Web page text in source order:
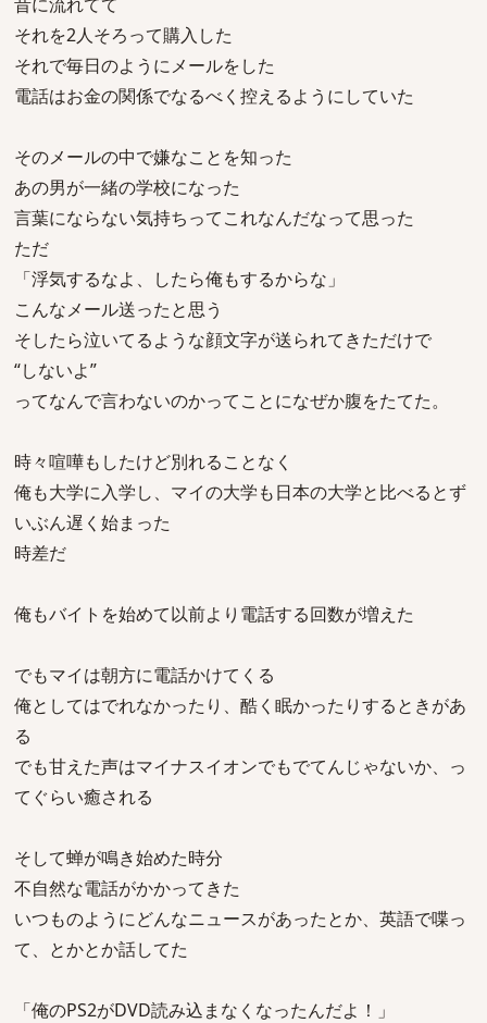
それを2人そろって購入した
それで毎日のようにメールをした
電話はお金の関係でなるべく控えるようにしていた
そのメールの中で嫌なことを知った
あの男が一緒の学校になった
言葉にならない気持ちってこれなんだなって思った
ただ
「浮気するなよ、したら俺もするからな」
こんなメール送ったと思う
そしたら泣いてるような顔文字が送られてきただけで
“しないよ”
ってなんで言わないのかってことになぜか腹をたてた。
時々喧嘩もしたけど別れることなく
俺も大学に入学し、マイの大学も日本の大学と比べるとず
いぶん遅く始まった
時差だ
俺もバイトを始めて以前より電話する回数が増えた
でもマイは朝方に電話かけてくる
俺としてはでれなかったり、酷く眠かったりするときがあ
る
でも甘えた声はマイナスイオンでもでてんじゃないか、っ
てぐらい癒される
そして蝉が鳴き始めた時分
不自然な電話がかかってきた
いつものようにどんなニュースがあったとか、英語で喋っ
て、とかとか話してた
「俺のPS2がDVD読み込まなくなったんだよ！」